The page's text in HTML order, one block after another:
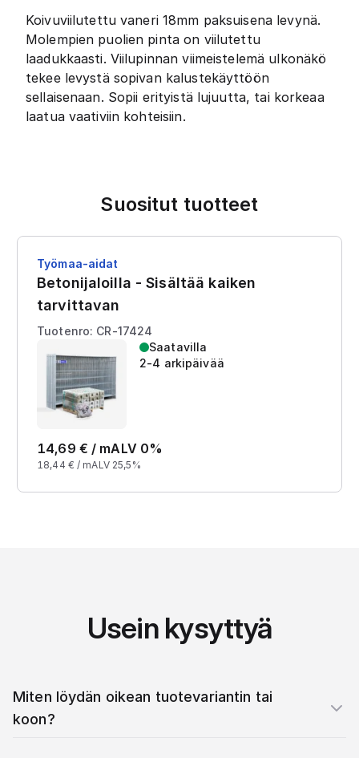
Koivuviilutettu vaneri 18mm paksuisena levynä.
Molempien puolien pinta on viilutettu
laadukkaasti. Viilupinnan viimeistelemä ulkonäkö
tekee levystä sopivan kalustekäyttöön
sellaisenaan. Sopii erityistä lujuutta, tai korkeaa
laatua vaativiin kohteisiin.
Suositut tuotteet
Työmaa-aidat
Betonijaloilla - Sisältää kaiken
tarvittavan
Tuotenro: CR-17424
Saatavilla
2-4 arkipäivää
14,69 € / mALV 0%
18,44 € / mALV 25,5%
Usein kysyttyä
Miten löydän oikean tuotevariantin tai
koon?